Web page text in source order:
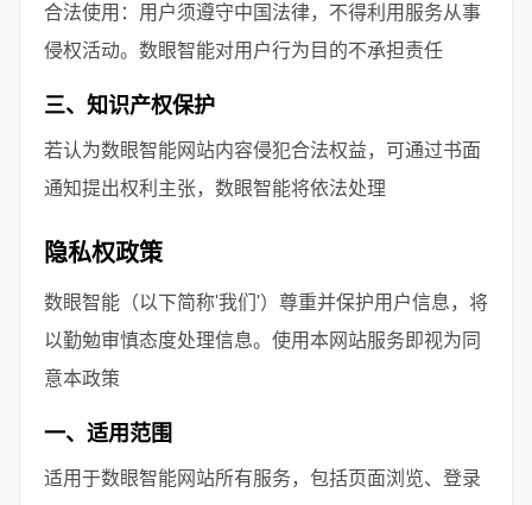
合法使用：用户须遵守中国法律，不得利用服务从事
侵权活动。数眼智能对用户行为目的不承担责任
三、知识产权保护
若认为数眼智能网站内容侵犯合法权益，可通过书面
通知提出权利主张，数眼智能将依法处理
隐私权政策
数眼智能（以下简称'我们'）尊重并保护用户信息，将
以勤勉审慎态度处理信息。使用本网站服务即视为同
意本政策
一、适用范围
适用于数眼智能网站所有服务，包括页面浏览、登录